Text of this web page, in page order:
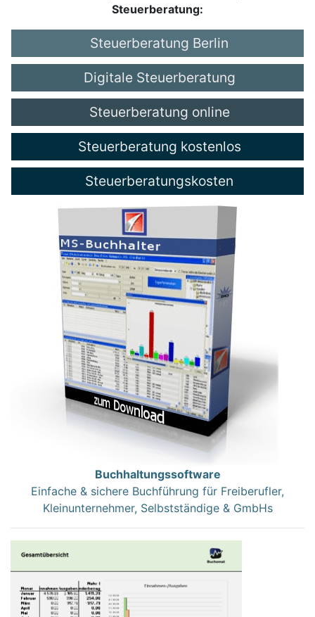
Steuerberatung:
Steuerberatung Berlin
Digitale Steuerberatung
Steuerberatung online
Steuerberatung kostenlos
Steuerberatungskosten
Buchhaltungssoftware
Einfache & sichere Buchführung für Freiberufler,
Kleinunternehmer, Selbstständige & GmbHs